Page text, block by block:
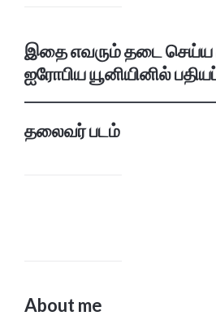
இதை எவரும் தடை செய்ய
ஐரோபிய யூனியினில்
தலைவர் படம்
About me